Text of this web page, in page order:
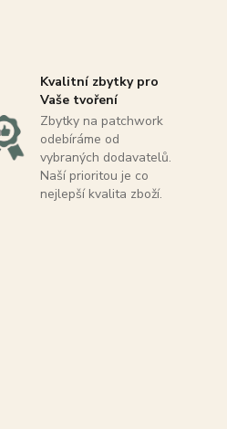
Kvalitní zbytky pro
Vaše tvoření
Zbytky na patchwork
odebíráme od
vybraných dodavatelů.
Naší prioritou je co
nejlepší kvalita zboží.